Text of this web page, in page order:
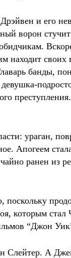
и его
ворон
находит своих
банды,
ураган,
Апогеем
ранен из
которым
“Джон
Слейтер. А